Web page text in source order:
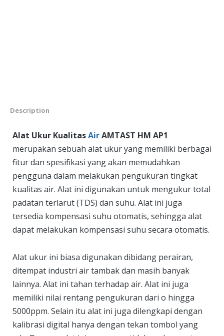
Description
Alat Ukur KualitasAirAMTAST HM AP1
merupakan sebuah alat ukur yang memiliki berbagai
fitur dan spesifikasi yang akan memudahkan
pengguna dalam melakukan pengukuran tingkat
kualitas air. Alat ini digunakan untuk mengukur total
padatan terlarut (TDS) dan suhu. Alat ini juga
tersedia kompensasi suhu otomatis, sehingga alat
dapat melakukan kompensasi suhu secara otomatis.
Alat ukur ini biasa digunakan dibidang perairan,
ditempat industri air tambak dan masih banyak
lainnya. Alat ini tahan terhadap air. Alat ini juga
memiliki nilai rentang pengukuran dari o hingga
5000ppm. Selain itu alat ini juga dilengkapi dengan
kalibrasi digital hanya dengan tekan tombol yang